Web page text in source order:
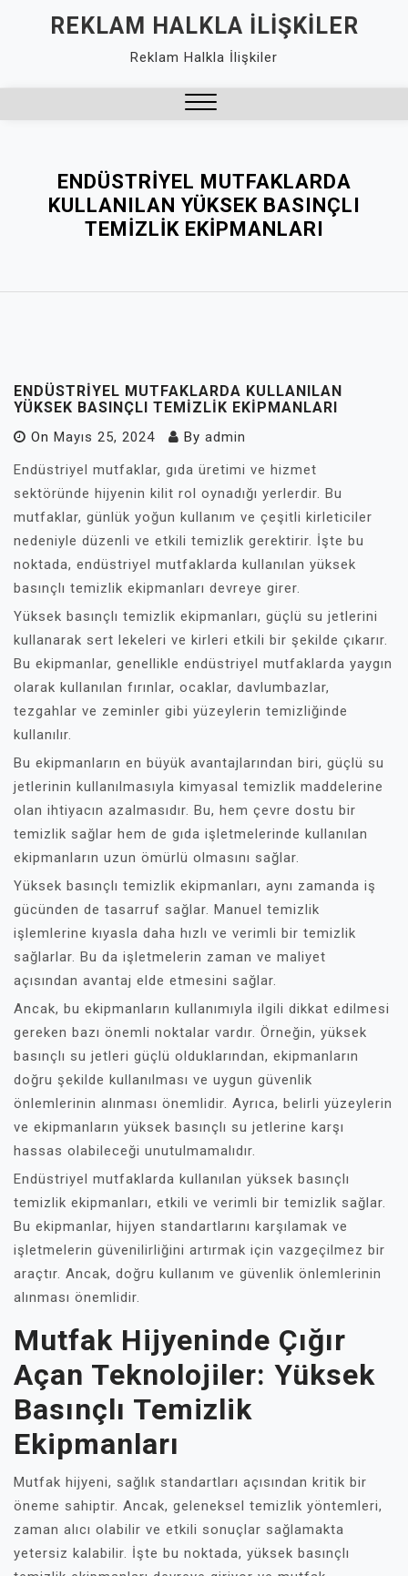
REKLAM HALKLA İLIŞKILER
Reklam Halkla İlişkiler
ENDÜSTRIYEL MUTFAKLARDA
KULLANILAN YÜKSEK BASINÇLI
TEMIZLIK EKIPMANLARI
ENDÜSTRIYEL MUTFAKLARDA KULLANILAN
YÜKSEK BASINÇLI TEMIZLIK EKIPMANLARI
On Mayıs 25, 2024 By admin
Endüstriyel mutfaklar, gıda üretimi ve hizmet
sektöründe hijyenin kilit rol oynadığı yerlerdir. Bu
mutfaklar, günlük yoğun kullanım ve çeşitli kirleticiler
nedeniyle düzenli ve etkili temizlik gerektirir. İşte bu
noktada, endüstriyel mutfaklarda kullanılan yüksek
basınçlı temizlik ekipmanları devreye girer.
Yüksek basınçlı temizlik ekipmanları, güçlü su jetlerini
kullanarak sert lekeleri ve kirleri etkili bir şekilde çıkarır.
Bu ekipmanlar, genellikle endüstriyel mutfaklarda yaygın
olarak kullanılan fırınlar, ocaklar, davlumbazlar,
tezgahlar ve zeminler gibi yüzeylerin temizliğinde
kullanılır.
Bu ekipmanların en büyük avantajlarından biri, güçlü su
jetlerinin kullanılmasıyla kimyasal temizlik maddelerine
olan ihtiyacın azalmasıdır. Bu, hem çevre dostu bir
temizlik sağlar hem de gıda işletmelerinde kullanılan
ekipmanların uzun ömürlü olmasını sağlar.
Yüksek basınçlı temizlik ekipmanları, aynı zamanda iş
gücünden de tasarruf sağlar. Manuel temizlik
işlemlerine kıyasla daha hızlı ve verimli bir temizlik
sağlarlar. Bu da işletmelerin zaman ve maliyet
açısından avantaj elde etmesini sağlar.
Ancak, bu ekipmanların kullanımıyla ilgili dikkat edilmesi
gereken bazı önemli noktalar vardır. Örneğin, yüksek
basınçlı su jetleri güçlü olduklarından, ekipmanların
doğru şekilde kullanılması ve uygun güvenlik
önlemlerinin alınması önemlidir. Ayrıca, belirli yüzeylerin
ve ekipmanların yüksek basınçlı su jetlerine karşı
hassas olabileceği unutulmamalıdır.
Endüstriyel mutfaklarda kullanılan yüksek basınçlı
temizlik ekipmanları, etkili ve verimli bir temizlik sağlar.
Bu ekipmanlar, hijyen standartlarını karşılamak ve
işletmelerin güvenilirliğini artırmak için vazgeçilmez bir
araçtır. Ancak, doğru kullanım ve güvenlik önlemlerinin
alınması önemlidir.
Mutfak Hijyeninde Çığır
Açan Teknolojiler: Yüksek
Basınçlı Temizlik
Ekipmanları
Mutfak hijyeni, sağlık standartları açısından kritik bir
öneme sahiptir. Ancak, geleneksel temizlik yöntemleri,
zaman alıcı olabilir ve etkili sonuçlar sağlamakta
yetersiz kalabilir. İşte bu noktada, yüksek basınçlı